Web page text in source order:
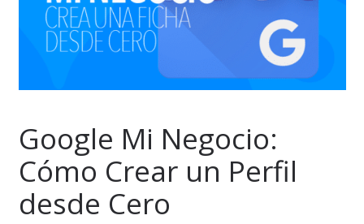
Google Mi Negocio:
Cómo Crear un Perfil
desde Cero